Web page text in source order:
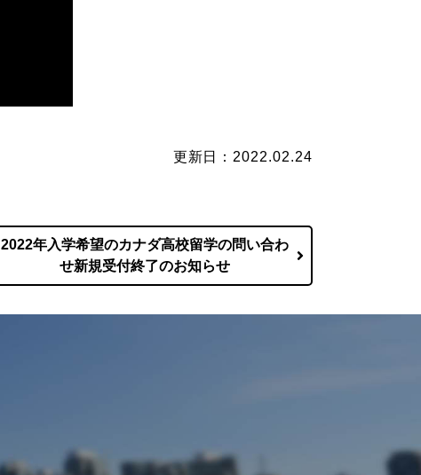
更新日：2022.02.24
2022年入学希望のカナダ高校留学の問い合わ
せ新規受付終了のお知らせ